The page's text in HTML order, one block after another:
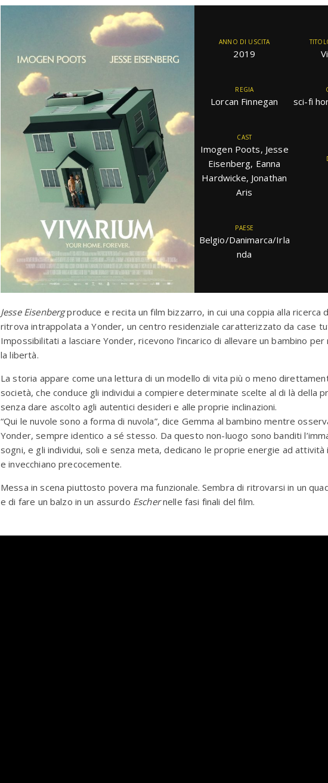
ANNO DI USCITA
2019
REGIA
Lorcan Finnegan sci-fi
CAST
Imogen Poots, Jesse
Eisenberg, Eanna
Hardwicke, Jonathan
Aris
PAESE
Belgio/Danimarca/Irla
nda
Jesse Eisenbergproduce e recita un film bizzarro, in cui una coppia alla ricerca
ritrova intrappolata a Yonder, un centro residenziale caratterizzato da case
Impossibilitati a lasciare Yonder, ricevono l’incarico di allevare un bambino
la libertà.
La storia appare come una lettura di un modello di vita più o meno
società, che conduce gli individui a compiere determinate scelte al di là della
senza dare ascolto agli autentici desideri e alle proprie inclinazioni.
“Qui le nuvole sono a forma di nuvola”, dice Gemma al bambino mentre
Yonder, sempre identico a sé stesso. Da questo non-luogo sono banditi
sogni, e gli individui, soli e senza meta, dedicano le proprie energie ad attività
e invecchiano precocemente.
Messa in scena piuttosto povera ma funzionale. Sembra di ritrovarsi in un
e di fare un balzo in un assurdo Eschernelle fasi finali del film.